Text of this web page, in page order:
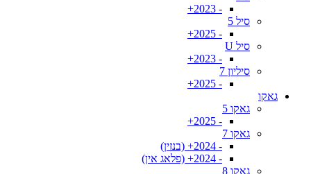
- 2023+
סיל 5
- 2025+
סיל U
- 2023+
סיליון 7
- 2025+
גאקו
גאקו 5
- 2025+
גאקו 7
- 2024+ (בנזין)
- 2024+ (פלאג אין)
גאקו 8